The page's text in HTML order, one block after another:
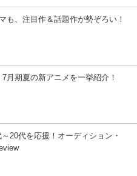
も、注目作＆話題作が勢ぞろい！
7月期夏の新アニメを一挙紹介！
20代を応援！オーディション・